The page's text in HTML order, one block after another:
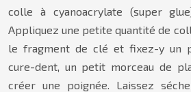
colle à cyanoacrylate (super
Appliquez une petite quantité de
le fragment de clé et fixez-y un
cure-dent, un petit morceau de
créer une poignée. Laissez